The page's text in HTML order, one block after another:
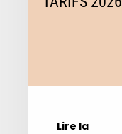
Lire la